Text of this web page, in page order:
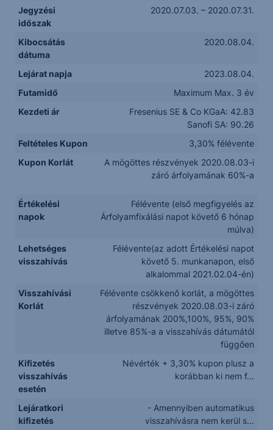
Jegyzési
időszak
2020.07.03. – 2020.07.31.
Kibocsátás
dátuma
2020.08.04.
Lejárat napja
2023.08.04.
Futamidő
Maximum Max. 3 év
Kezdeti ár
Fresenius SE & Co KGaA: 42.83
Sanofi SA: 90.26
Feltételes Kupon
3,30% félévente
Kupon Korlát
A mögöttes részvények 2020.08.03-i
záró árfolyamának 60%-a
Értékelési
napok
Félévente (első megfigyelés az
Árfolyamfixálási napot követő 6 hónap
múlva)
Lehetséges
visszahívás
Félévente(az adott Értékelési napot
követő 5. munkanapon, első
alkalommal 2021.02.04-én)
Visszahívási
Korlát
Félévente csökkenő korlát, a mögöttes
részvények 2020.08.03-i záró
árfolyamának 200%,100%, 95%, 90%
illetve 85%-a a visszahívás dátumától
függően
Kifizetés
visszahívás
esetén
Névérték + 3,30% kupon plusz a
korábban ki nem f...
Lejáratkori
kifizetés
- Amennyiben automatikus
visszahívásra nem kerül s...